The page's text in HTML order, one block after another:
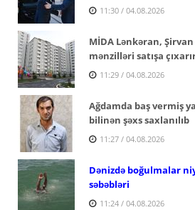
11:30 / 04.08.2026
MİDA Lənkəran,
mənzilləri satışa
11:29 / 04.08.2026
Ağdamda baş vermiş
bilinən şəxs saxlanılıb
11:27 / 04.08.2026
Dənizdə boğulmalar
səbəbləri
11:24 / 04.08.2026